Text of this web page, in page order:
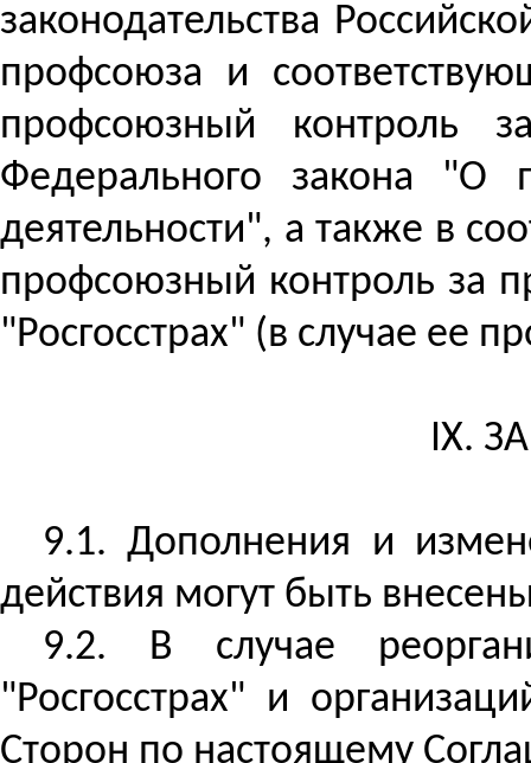
законодательства
профсоюза и
профсоюзный контроль
Федерального закона "О
деятельности", а также в
профсоюзный контроль за
"Росгосстрах" (в случае ее
IX.
9.1. Дополнения и
действия могут быть
9.2. В случае
"Росгосстрах" и
Сторон по настоящему